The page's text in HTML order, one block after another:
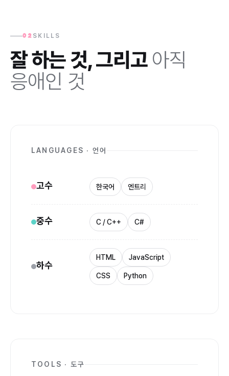
02 SKILLS
잘 하는 것, 그리고 아직
응애인 것
LANGUAGES · 언어
고수 한국어 엔트리
중수 C / C++ C#
하수
HTML JavaScript
CSS Python
TOOLS · 도구